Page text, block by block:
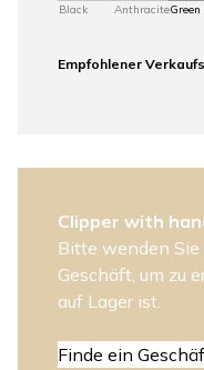
Black AnthraciteGreen
Empfohlener
Clipper with
Bitte wenden
Geschäft, um zu
auf Lager ist.
Finde ein